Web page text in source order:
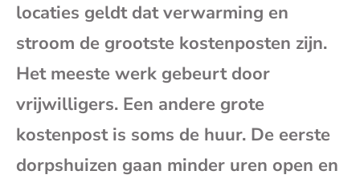
locaties geldt dat verwarming en
stroom de grootste kostenposten zijn.
Het meeste werk gebeurt door
vrijwilligers. Een andere grote
kostenpost is soms de huur. De eerste
dorpshuizen gaan minder uren open en